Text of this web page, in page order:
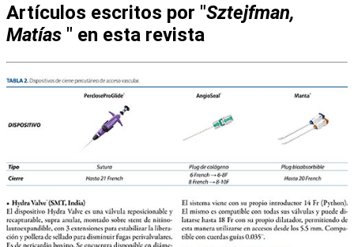
Artículos escritos por "Sztejfman,
Matías " en esta revista